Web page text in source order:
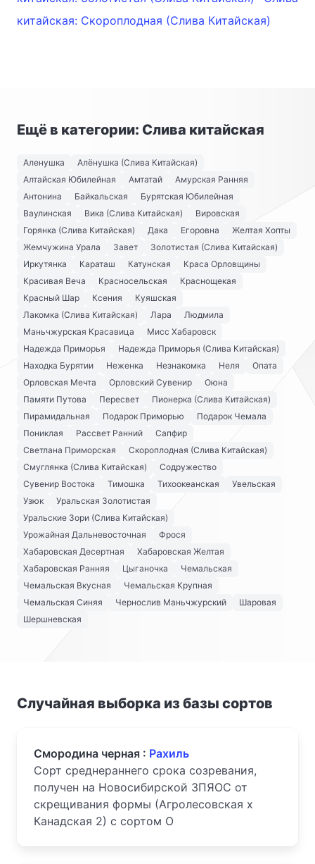
китайская: Скороплодная (Слива Китайская)
Ещё в категории: Слива китайская
Аленушка
Алёнушка (Слива Китайская)
Алтайская Юбилейная
Амтатай
Амурская Ранняя
Антонина
Байкальская
Бурятская Юбилейная
Ваулинская
Вика (Слива Китайская)
Вировская
Горянка (Слива Китайская)
Дака Егоровна
Желтая Хопты
Жемчужина Урала
Завет
Золотистая (Слива Китайская)
Иркутянка
Караташ Катунская
Краса Орловщины
Красивая Веча
Красносельская
Краснощекая
Красный Шар
Ксения
Куяшская
Лакомка (Слива Китайская)
Лара
Людмила
Маньчжурская Красавица
Мисс Хабаровск
Надежда Приморья
Надежда Приморья (Слива Китайская)
Находка Бурятии
Неженка Незнакомка Неля
Опата
Орловская Мечта
Орловский Сувенир
Оюна
Памяти Путова
Пересвет
Пионерка (Слива Китайская)
Пирамидальная
Подарок Приморью
Подарок Чемала
Пониклая
Рассвет Ранний
Сапфир
Светлана Приморская
Скороплодная (Слива Китайская)
Смуглянка (Слива Китайская)
Содружество
Сувенир Востока
Тимошка Тихоокеанская
Увельская
Узюк
Уральская Золотистая
Уральские Зори (Слива Китайская)
Урожайная Дальневосточная
Фрося
Хабаровская Десертная
Хабаровская Желтая
Хабаровская Ранняя
Цыганочка
Чемальская
Чемальская Вкусная
Чемальская Крупная
Чемальская Синяя
Чернослив Маньчжурский
Шаровая
Шершневская
Случайная выборка из базы сортов
Смородина черная : Рахиль
Сорт среднераннего срока созревания,
получен на Новосибирской ЗПЯОС от
скрещивания формы (Агролесовская х
Канадская 2) с сортом О